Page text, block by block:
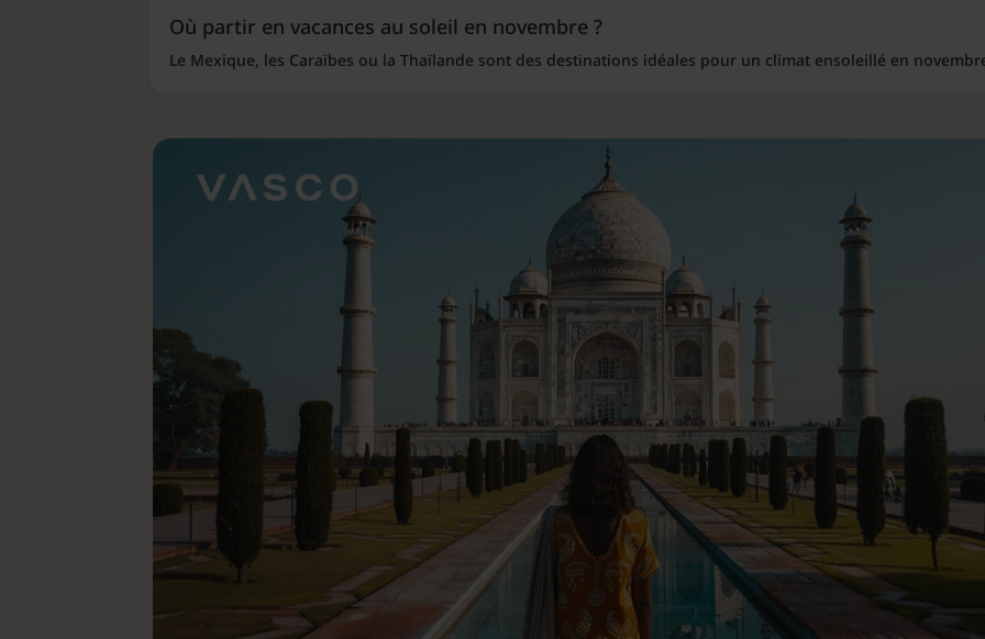
Où partir en vacances au soleil en novembre ?
Le Mexique, les Caraïbes ou la Thaïlande sont des destinations idéales pour un climat ensoleillé en